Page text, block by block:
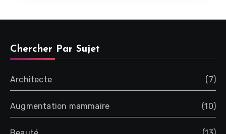
Chercher Par Sujet
Architecte (7)
Augmentation mammaire (10)